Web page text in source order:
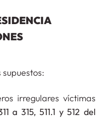
supuestos:
irregulares víctimas
a 315, 511.1 y 512 del